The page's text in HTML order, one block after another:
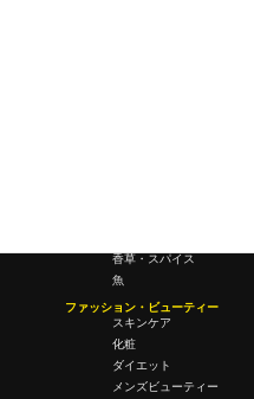
香草・スパイス
魚
ファッション・ビューティー
スキンケア
化粧
ダイエット
メンズビューティー